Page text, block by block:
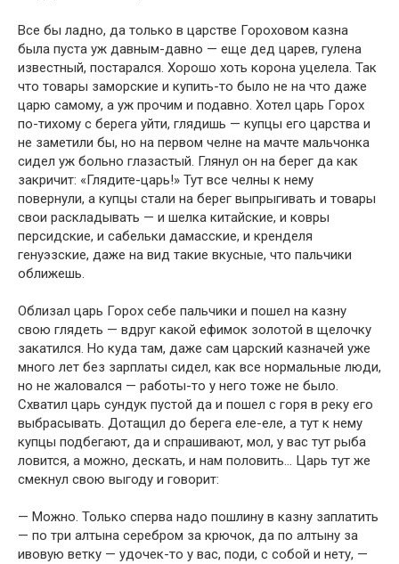
Все бы ладно, да только в царстве Гороховом казна
была пуста уж давным-давно — еще дед царев, гулена
известный, постарался. Хорошо хоть корона уцелела. Так
что товары заморские и купить-то было не на что даже
царю самому, а уж прочим и подавно. Хотел царь Горох
по-тихому с берега уйти, глядишь — купцы его царства и
не заметили бы, но на первом челне на мачте мальчонка
сидел уж больно глазастый. Глянул он на берег да как
закричит: «Глядите-царь!» Тут все челны к нему
повернули, а купцы стали на берег выпрыгивать и товары
свои раскладывать — и шелка китайские, и ковры
персидские, и сабельки дамасские, и кренделя
генуэзские, даже на вид такие вкусные, что пальчики
оближешь.
Облизал царь Горох себе пальчики и пошел на казну
свою глядеть — вдруг какой ефимок золотой в щелочку
закатился. Но куда там, даже сам царский казначей уже
много лет без зарплаты сидел, как все нормальные люди,
но не жаловался — работы-то у него тоже не было.
Схватил царь сундук пустой да и пошел с горя в реку его
выбрасывать. Дотащил до берега еле-еле, а тут к нему
купцы подбегают, да и спрашивают, мол, у вас тут рыба
ловится, а можно, дескать, и нам половить… Царь тут же
смекнул свою выгоду и говорит:
— Можно. Только сперва надо пошлину в казну заплатить
— по три алтына серебром за крючок, да по алтыну за
ивовую ветку — удочек-то у вас, поди, с собой и нету, —